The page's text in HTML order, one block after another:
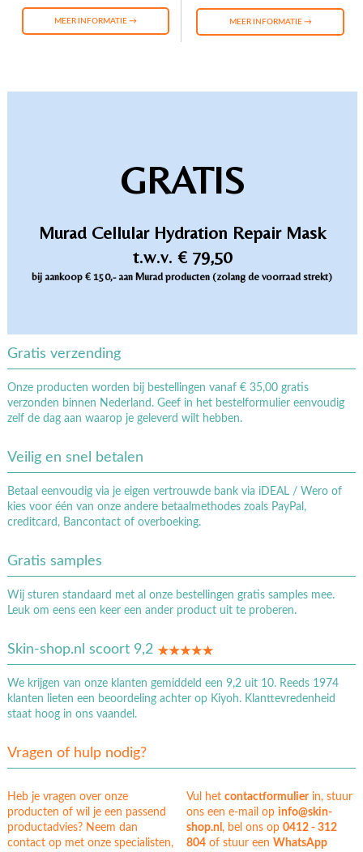
MEER INFORMATIE → MEER INFORMATIE →
GRATIS
Murad Cellular Hydration Repair Mask
t.w.v. € 79,50
bij aankoop € 150,- aan Murad producten (zolang de voorraad strekt)
Gratis verzending
Onze producten worden bij bestellingen vanaf € 35,00 gratis
verzonden binnen Nederland. Geef in het bestelformulier eenvoudig
zelf de dag aan waarop je geleverd wilt hebben.
Veilig en snel betalen
Betaal eenvoudig via je eigen vertrouwde bank via iDEAL / Wero of
kies voor één van onze andere betaalmethodes zoals PayPal,
creditcard, Bancontact of overboeking.
Gratis samples
Wij sturen standaard met al onze bestellingen gratis samples mee.
Leuk om eens een keer een ander product uit te proberen.
Skin-shop.nl scoort 9,2
We krijgen van onze klanten gemiddeld een 9,2 uit 10. Reeds 1974
klanten lieten een beoordeling achter op Kiyoh. Klanttevredenheid
staat hoog in ons vaandel.
Vragen of hulp nodig?
Heb je vragen over onze
producten of wil je een passend
productadvies? Neem dan
contact op met onze specialisten,
Vul hetcontactformulierin, stuur
ons een e-mail op info@skin-
shop.nl, bel ons op0412 - 312
804 of stuur eenWhatsApp